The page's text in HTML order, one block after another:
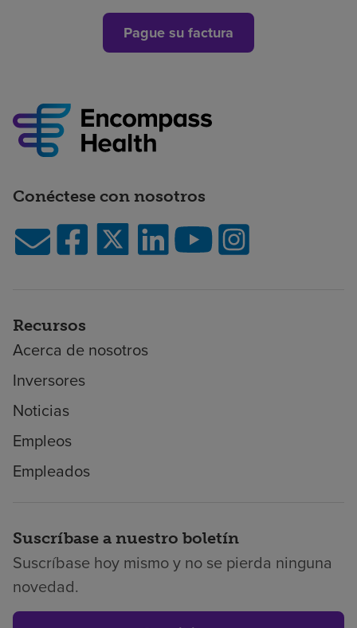
Pague su factura
Conéctese con nosotros
Recursos
Acerca de nosotros
Inversores
Noticias
Empleos
Empleados
Suscríbase a nuestro boletín
Suscríbase hoy mismo y no se pierda ninguna
novedad.